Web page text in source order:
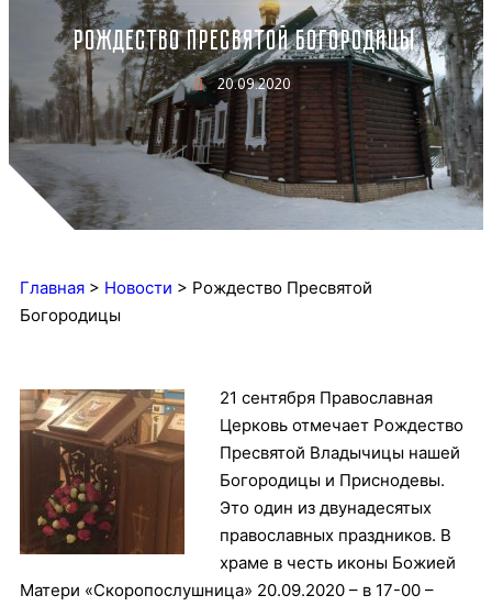
РОЖДЕСТВО ПРЕСВЯТОЙ БОГОРОДИЦЫ
20.09.2020
Главная > Новости > Рождество Пресвятой
Богородицы
21 сентября Православная
Церковь отмечает Рождество
Пресвятой Владычицы нашей
Богородицы и Приснодевы.
Это один из двунадесятых
православных праздников. В
храме в честь иконы Божией
Матери «Скоропослушница» 20.09.2020 – в 17-00 –